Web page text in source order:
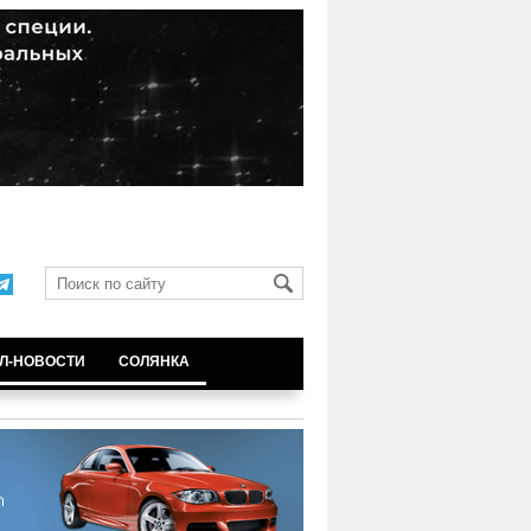
НОВОСТИ СОЛЯНКА